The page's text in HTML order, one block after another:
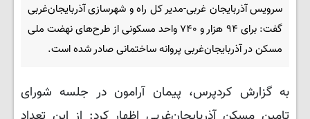
سرویس آذربایجان غربی-مدیر کل راه و شهرسازی آذربایجان‌غربی
گفت: برای ۹۴ هزار و ۷۴۰ واحد مسکونی از طرح‌های نهضت ملی
مسکن در آذربایجان‌غربی پروانه ساختمانی صادر شده است.
به گزارش کردپرس، پیمان آرامون در جلسه شورای